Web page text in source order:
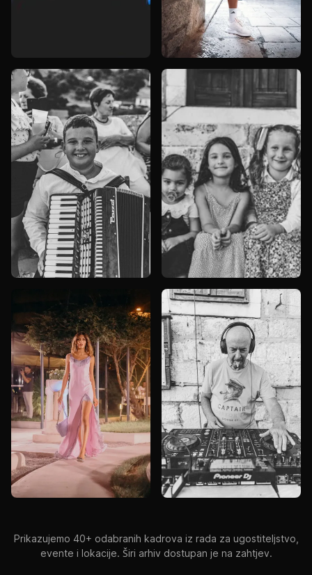
Prikazujemo 40+ odabranih kadrova iz rada za ugostiteljstvo,
evente i lokacije. Širi arhiv dostupan je na zahtjev.